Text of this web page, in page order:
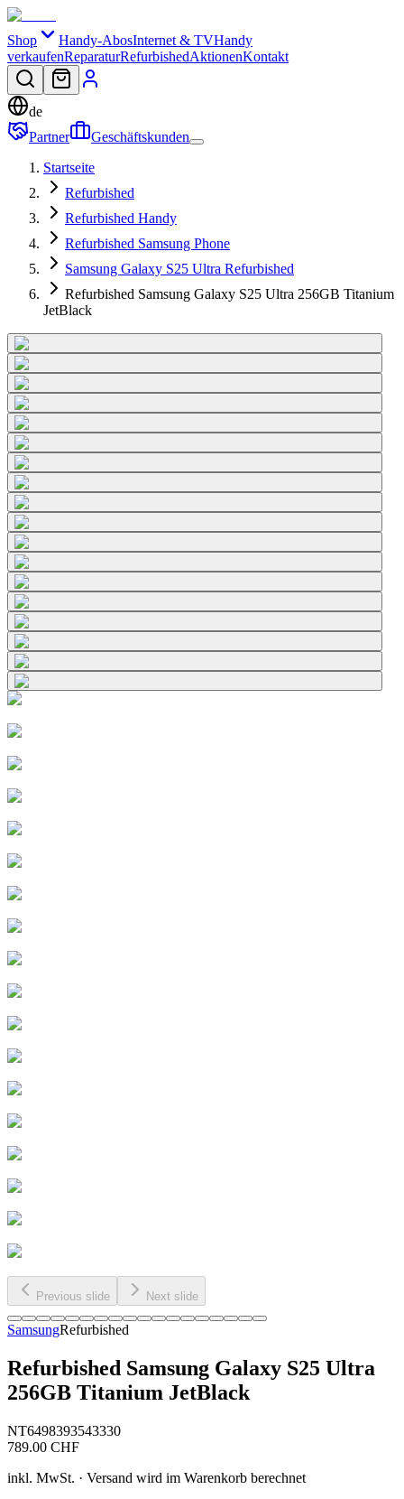
Shop Handy-AbosInternet & TVHandy
verkaufenReparaturRefurbishedAktionenKontakt
de
Partner
Geschäftskunden
Startseite
Refurbished
Refurbished Handy
Refurbished Samsung Phone
Samsung Galaxy S25 Ultra Refurbished
Refurbished Samsung Galaxy S25 Ultra 256GB Titanium
JetBlack
Previous slide Next slide
SamsungRefurbished
Refurbished Samsung Galaxy S25 Ultra
256GB Titanium JetBlack
NT6498393543330
789.00 CHF
inkl. MwSt. · Versand wird im Warenkorb berechnet